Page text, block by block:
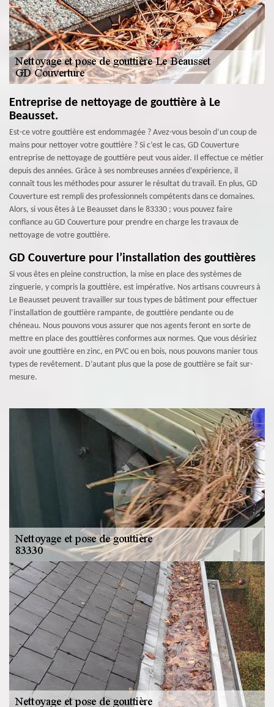
Entreprise de nettoyage de gouttière à Le
Beausset.
Est-ce votre gouttière est endommagée ? Avez-vous besoin d’un coup de
mains pour nettoyer votre gouttière ? Si c’est le cas, GD Couverture
entreprise de nettoyage de gouttière peut vous aider. Il effectue ce métier
depuis des années. Grâce à ses nombreuses années d’expérience, il
connaît tous les méthodes pour assurer le résultat du travail. En plus, GD
Couverture est rempli des professionnels compétents dans ce domaines.
Alors, si vous êtes à Le Beausset dans le 83330 ; vous pouvez faire
confiance au GD Couverture pour prendre en charge les travaux de
nettoyage de votre gouttière.
GD Couverture pour l’installation des gouttières
Si vous êtes en pleine construction, la mise en place des systèmes de
zinguerie, y compris la gouttière, est impérative. Nos artisans couvreurs à
Le Beausset peuvent travailler sur tous types de bâtiment pour effectuer
l’installation de gouttière rampante, de gouttière pendante ou de
chéneau. Nous pouvons vous assurer que nos agents feront en sorte de
mettre en place des gouttières conformes aux normes. Que vous désiriez
avoir une gouttière en zinc, en PVC ou en bois, nous pouvons manier tous
types de revêtement. D’autant plus que la pose de gouttière se fait sur-
mesure.